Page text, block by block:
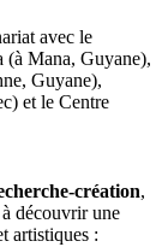
avec le
(à Mana, Guyane),
Guyane),
et le Centre
création,
découvrir une
artistiques :